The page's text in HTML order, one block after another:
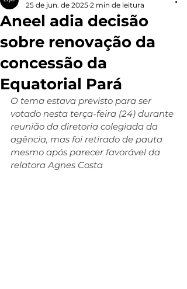
Aneel adia decisão
sobre renovação da
concessão da
Equatorial Pará
25 de jun. de 2025 2 min de leitura
O tema estava previsto para ser
votado nesta terça-feira (24) durante
reunião da diretoria colegiada da
agência, mas foi retirado de pauta
mesmo após parecer favorável da
relatora Agnes Costa